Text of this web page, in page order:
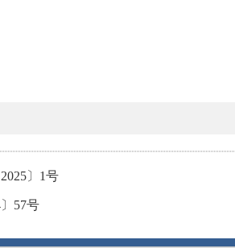
〕1号
57号